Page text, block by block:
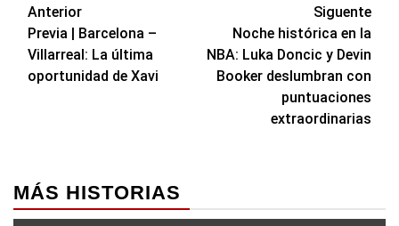
Navegación
de
entradas
Anterior
Previa | Barcelona –
Villarreal: La última
oportunidad de Xavi
Siguente
Noche histórica en la
NBA: Luka Doncic y Devin
Booker deslumbran con
puntuaciones
extraordinarias
MÁS HISTORIAS